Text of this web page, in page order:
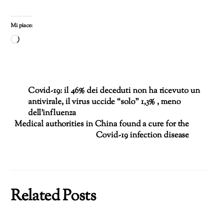
Mi piace:
Caricamento
Covid-19: il 46% dei deceduti non ha ricevuto un
antivirale, il virus uccide “solo” 1,3% , meno
dell’influenza
Medical authorities in China found a cure for the
Covid-19 infection disease
Related Posts